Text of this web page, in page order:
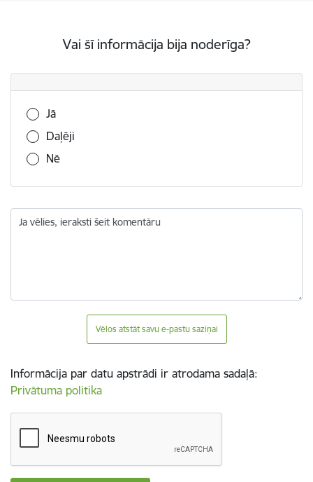
Vai šī informācija bija noderīga?
Vai šī informācija bija noderīga?
Jā
Daļēji
Nē
Ja vēlies, ieraksti šeit komentāru
Vēlos atstāt savu e-pastu saziņai
Informācija par datu apstrādi ir atrodama sadaļā:
Privātuma politika